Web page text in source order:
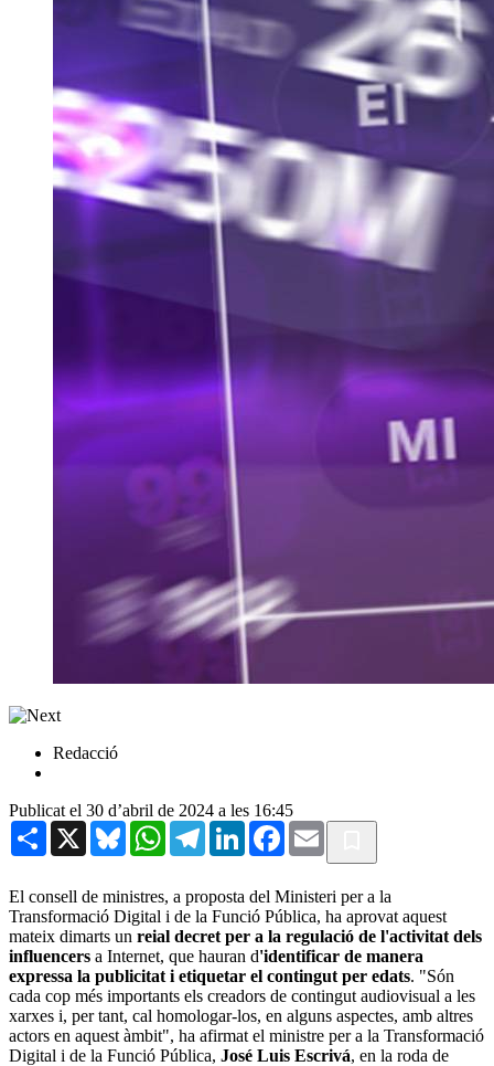
Redacció
Publicat el 30 d’abril de 2024 a les 16:45
Share X BlueskyWhatsAppTelegramLinkedInFacebook
Email
El consell de ministres, a proposta del Ministeri per a la
Transformació Digital i de la Funció Pública, ha aprovat aquest
mateix dimarts un reial decret per a la regulació de l'activitat dels
influencers a Internet, que hauran d'identificar de manera
expressa la publicitat i etiquetar el contingut per edats. "Són
cada cop més importants els creadors de contingut audiovisual a les
xarxes i, per tant, cal homologar-los, en alguns aspectes, amb altres
actors en aquest àmbit", ha afirmat el ministre per a la Transformació
Digital i de la Funció Pública, José Luis Escrivá, en la roda de